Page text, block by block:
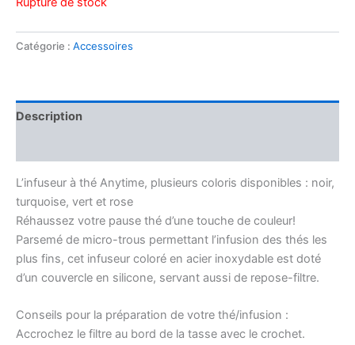
Catégorie : Accessoires
Description
L’infuseur à thé Anytime, plusieurs coloris disponibles : noir,
turquoise, vert et rose
Réhaussez votre pause thé d’une touche de couleur!
Parsemé de micro-trous permettant l’infusion des thés les
plus fins, cet infuseur coloré en acier inoxydable est doté
d’un couvercle en silicone, servant aussi de repose-filtre.
Conseils pour la préparation de votre thé/infusion :
Accrochez le filtre au bord de la tasse avec le crochet.